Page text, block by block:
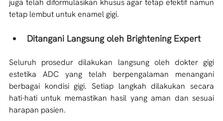
juga telah diformulasikan khusus agar tetap efektif namun
tetap lembut untuk enamel gigi.
Ditangani Langsung oleh Brightening Expert
Seluruh prosedur dilakukan langsung oleh dokter gigi
estetika ADC yang telah berpengalaman menangani
berbagai kondisi gigi. Setiap langkah dilakukan secara
hati-hati untuk memastikan hasil yang aman dan sesuai
harapan pasien.